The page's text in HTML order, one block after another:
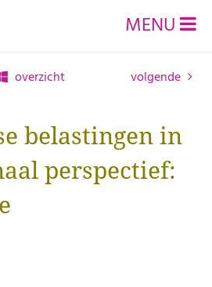
MENU
overzicht volgende
belastingen in
perspectief: